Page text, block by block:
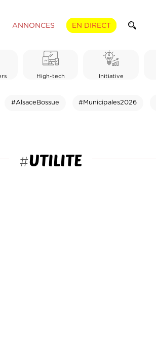
ANNONCES EN DIRECT
High-tech Initiative
#AlsaceBossue #Municipales2026
#UTILITE